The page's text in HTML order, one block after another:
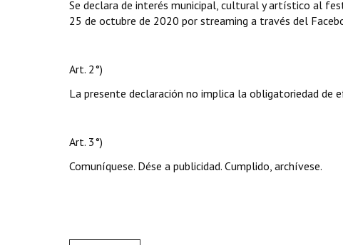
Se declara de interés municipal, cultural y artístico al
25 de octubre de 2020 por streaming a través del
Art. 2°)
La presente declaración no implica la obligatoriedad de
Art. 3°)
Comuníquese. Dése a publicidad. Cumplido, archívese.